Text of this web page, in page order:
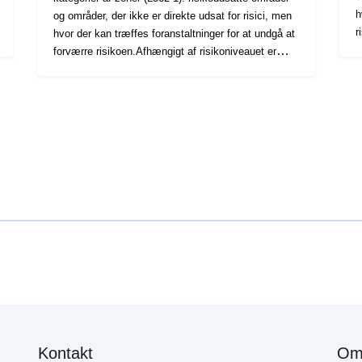
og områder, der ikke er direkte udsat for risici, men
hvor der kan træffes foranstaltninger for at undgå at
forværre risikoen.Afhængigt af risikoniveauet er
Kontakt